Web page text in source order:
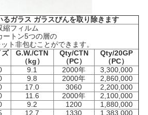
ガラス ガラスびんを取り除きます
縮フィルム
ートン5つの層の
ト非包むことができます。
ズ
G.W./CTN
（kg）
Qty/CTN
（PC）
Qty/20GP
（PC）
9.1 2000年
3,300,000
9.8 2000年
2,860,000
17.0 3060
2,200,000
11.6 2000年
2,100,000
9.2 1200
1,880,000
12.7 1330
1,383,000